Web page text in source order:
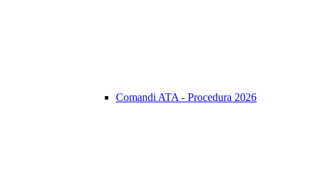
Comandi ATA - Procedura 2026